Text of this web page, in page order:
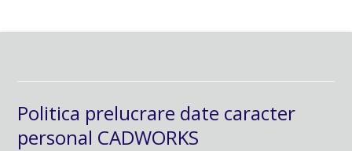
Politica prelucrare date caracter
personal CADWORKS